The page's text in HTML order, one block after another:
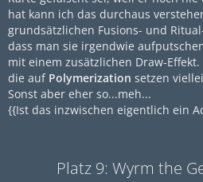
hat kann ich das durchaus
grundsätzlichen Fusions- und
dass man sie irgendwie
mit einem zusätzlichen Draw-
die auf Polymerization setzen
Sonst aber eher so...meh...
{{Ist das inzwischen eigentlich ein
Platz 9: Wyrm the